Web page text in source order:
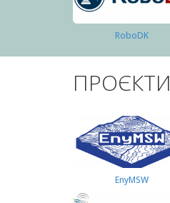
RoboDK
ПРОЄКТИ
EnyMSW